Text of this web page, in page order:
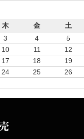
木 金
土
3 4
5
10 11
12
17 18
19
24 25
26